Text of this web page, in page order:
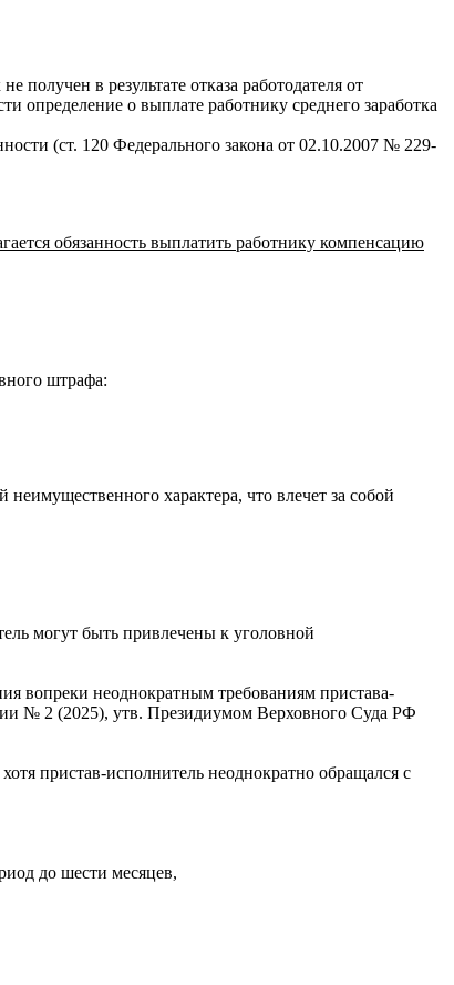
получен в результате отказа работодателя от
о выплате работнику среднего заработка
(ст. 120 Федерального закона от 02.10.2007 № 229-
обязанность выплатить работнику компенсацию
штрафа:
характера, что влечет за собой
могут быть привлечены к уголовной
вопреки неоднократным требованиям пристава-
№ 2 (2025), утв. Президиумом Верховного Суда РФ
пристав-исполнитель неоднократно обращался с
до шести месяцев,